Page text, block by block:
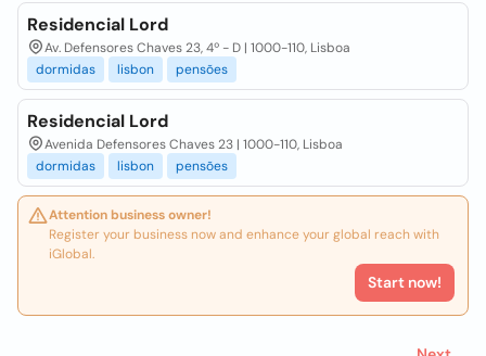
Residencial Lord
Av. Defensores Chaves 23, 4º - D | 1000-110, Lisboa
dormidas
lisbon pensões
Residencial Lord
Avenida Defensores Chaves 23 | 1000-110, Lisboa
dormidas
lisbon pensões
Attention business owner!
Register your business now and enhance your global reach with
iGlobal.
Start now!